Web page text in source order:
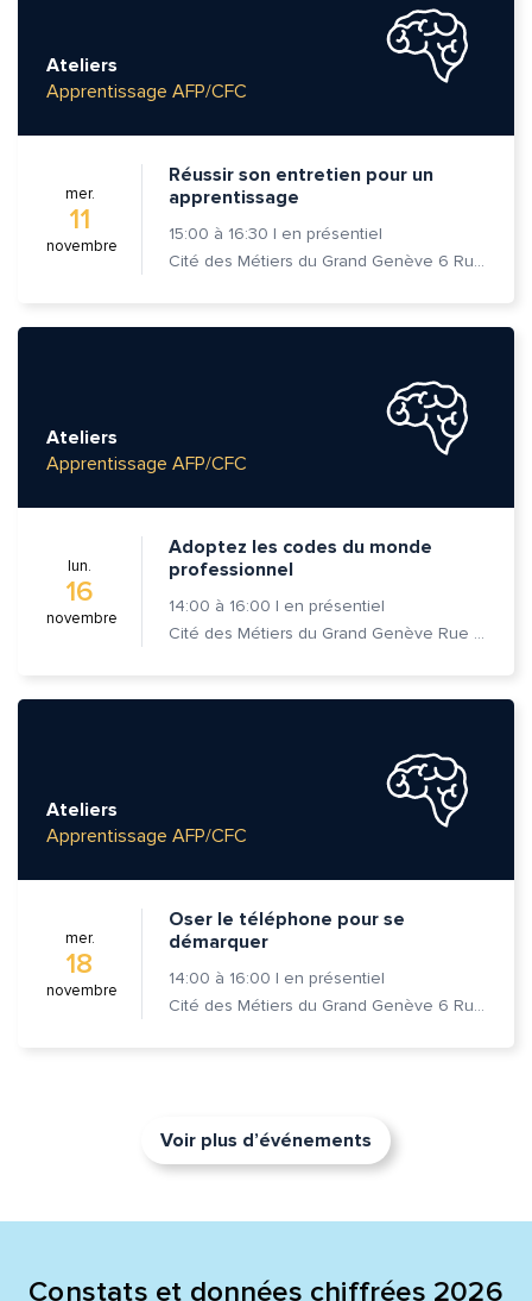
Ateliers
Apprentissage AFP/CFC
mer.
11
novembre
Réussir son entretien pour un
apprentissage
15:00 à 16:30 | en présentiel
Cité des Métiers du Grand Genève 6 Rue Prévost-Martin 1205 Genève
Ateliers
Apprentissage AFP/CFC
lun.
16
novembre
Adoptez les codes du monde
professionnel
14:00 à 16:00 | en présentiel
Cité des Métiers du Grand Genève Rue Prévost-Martin 6 1205 Genève
Ateliers
Apprentissage AFP/CFC
mer.
18
novembre
Oser le téléphone pour se
démarquer
14:00 à 16:00 | en présentiel
Cité des Métiers du Grand Genève 6 Rue Prévost-Martin 1205 Genève
Voir plus d’événements
Constats et données chiffrées 2026